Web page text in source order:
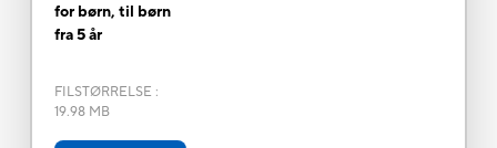
for børn, til børn
fra 5 år
FILSTØRRELSE :
19.98 MB